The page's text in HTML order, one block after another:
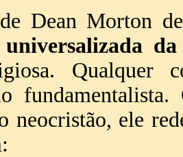
Dean Morton
Qualquer
neocristão, ele